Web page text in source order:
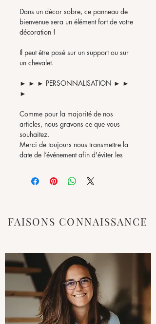
Dans un décor sobre, ce panneau de
bienvenue sera un élément fort de votre
décoration !
Il peut être posé sur un support ou sur
un chevalet.
► ► ► PERSONNALISATION ► ►
►
Comme pour la majorité de nos
articles, nous gravons ce que vous
souhaitez.
Merci de toujours nous transmettre la
date de l’événement afin d'éviter les
► ► ► TAILLE & MATIERE ► ► ►
Miroir rond avec liseret doré
Toutes les images, textes et le contenu
de notre boutique sont la propriété
exclusive de ATELIER58E SRL © et ne
peuvent en aucun cas faire l'objet de
reproduction partielle ou totale. Tout
litige relève de la compétence exclusive
des tribunaux de Nivelles (Belgique).
FAISONS CONNAISSANCE